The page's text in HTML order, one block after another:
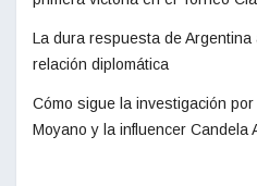
La dura respuesta de
relación diplomática
Cómo sigue la investigación
Moyano y la influencer Candela